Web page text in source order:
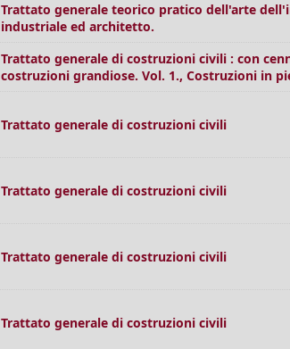
Trattato generale teorico pratico dell'arte
industriale ed architetto.
Trattato generale di costruzioni civili : con
costruzioni grandiose. Vol. 1., Costruzioni in
Trattato generale di costruzioni civili
Trattato generale di costruzioni civili
Trattato generale di costruzioni civili
Trattato generale di costruzioni civili